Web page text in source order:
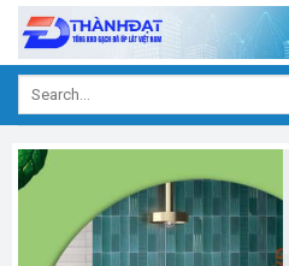
Skip
content